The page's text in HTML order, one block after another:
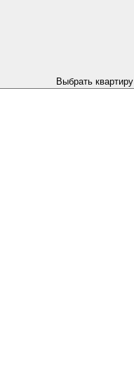
Выбрать квартиру